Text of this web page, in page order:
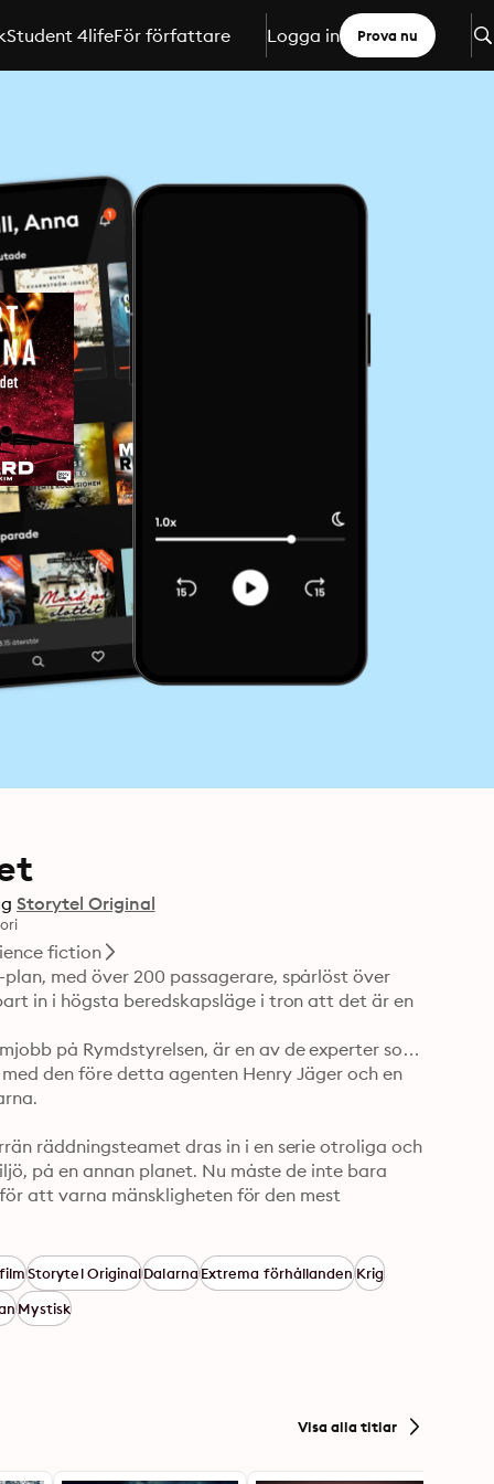
Student 4lifeFör författare Logga in Prova nu
Storytel Original
fiction
med över 200 passagerare, spårlöst över
in i högsta beredskapsläge i tron att det är en
på Rymdstyrelsen, är en av de experter som
den före detta agenten Henry Jäger och en
räddningsteamet dras in i en serie otroliga och
på en annan planet. Nu måste de inte bara
att varna mänskligheten för den mest
ett fantastiskt men samtidigt realistiskt
trilogi av Jesper och Joakim
Storytel OriginalDalarnaExtrema förhållanden Krig
Mystisk
Visa alla titlar